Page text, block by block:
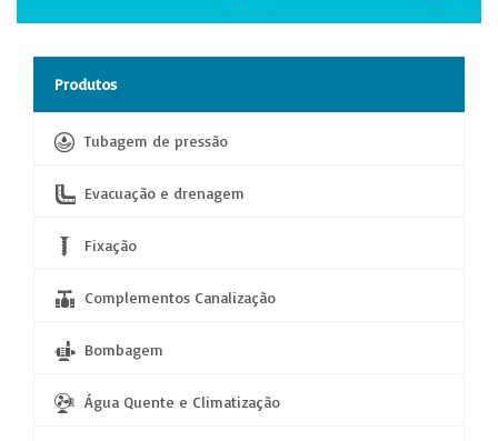
Produtos
Tubagem de pressão
Evacuação e drenagem
Fixação
Complementos Canalização
Bombagem
Água Quente e Climatização